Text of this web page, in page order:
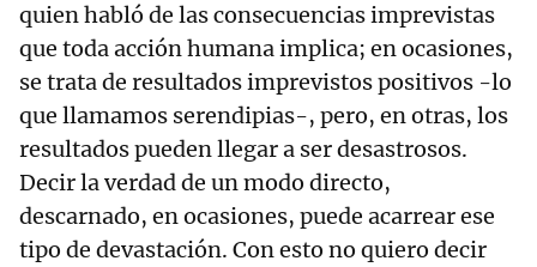
quien habló de las consecuencias imprevistas
que toda acción humana implica; en ocasiones,
se trata de resultados imprevistos positivos -lo
que llamamos serendipias-, pero, en otras, los
resultados pueden llegar a ser desastrosos.
Decir la verdad de un modo directo,
descarnado, en ocasiones, puede acarrear ese
tipo de devastación. Con esto no quiero decir